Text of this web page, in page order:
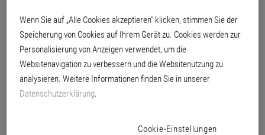
Qualitätsplane, extra stark 1574
PE-LD Folie, ca. 0,050 mm stark. Auch für den Objektbereich mit höherer
Wenn Sie auf „Alle Cookies akzeptieren“ klicken, stimmen Sie der
Speicherung von Cookies auf Ihrem Gerät zu. Cookies werden zur
Personalisierung von Anzeigen verwendet, um die
Websitenavigation zu verbessern und die Websitenutzung zu
analysieren. Weitere Informationen finden Sie in unserer
Datenschutzerklärung.
Cookie-Einstellungen